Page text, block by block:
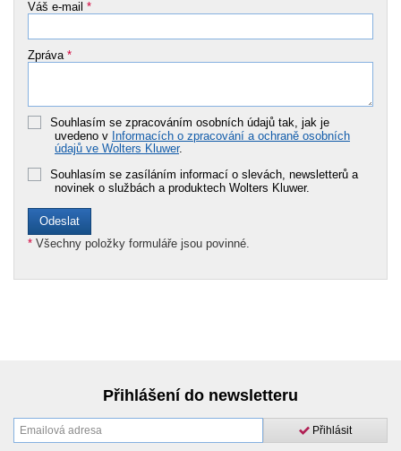
Váš e-mail *
Zpráva *
Souhlasím se zpracováním osobních údajů tak, jak je
uvedeno v Informacích o zpracování a ochraně osobních
údajů ve Wolters Kluwer.
Souhlasím se zasíláním informací o slevách, newsletterů a
novinek o službách a produktech Wolters Kluwer.
* Všechny položky formuláře jsou povinné.
Přihlášení do newsletteru
Přihlásit